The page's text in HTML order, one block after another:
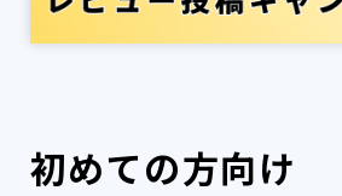
初めての方向け